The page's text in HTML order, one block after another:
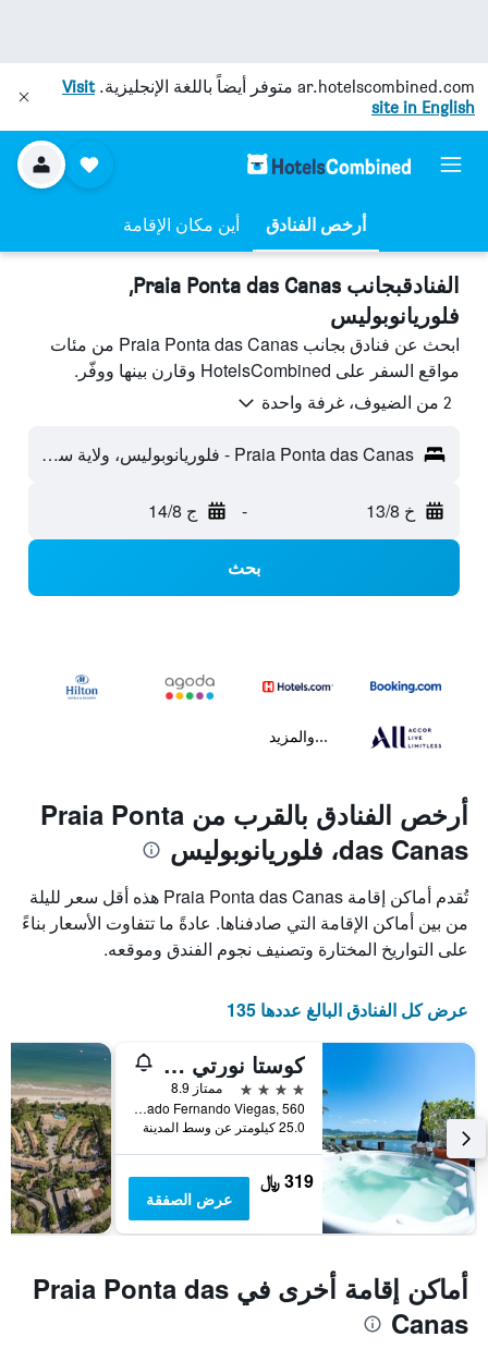
ar.hotelscombined.com متوفر أيضاً باللغة الإنجليزية.Visit
site in English
أرخص الفنادق أين مكان الإقامة
الفنادقبجانب Praia Ponta das Canas,
فلوريانوبوليس
ابحث عن فنادق بجانب Praia Ponta das Canas من مئات
مواقع السفر على HotelsCombined وقارن بينها ووفّر.
2 من الضيوف، غرفة واحدة
Praia Ponta das Canas - فلوريانوبوليس، ولاية سانتا كاتارينا، البرازيل
خ 13/8 - ج 14/8
بحث
...والمزيد
أرخص الفنادق بالقرب من Praia Ponta
das Canas، فلوريانوبوليس
تُقدم أماكن إقامة Praia Ponta das Canas هذه أقل سعر لليلة
من بين أماكن الإقامة التي صادفناها. عادةً ما تتفاوت الأسعار بناءً
على التواريخ المختارة وتصنيف نجوم الفندق وموقعه.
عرض كل الفنادق البالغ عددها 135
كوستا نورتي بونتا داس كاناس
4 نجوم
ممتاز 8.9
Rua Deputado Fernando Viegas, 560, فلوريانوبوليس, البرازيل
25.0 كيلومتر عن وسط المدينة
319 ﷼
عرض الصفقة
أماكن إقامة أخرى في Praia Ponta das
Canas